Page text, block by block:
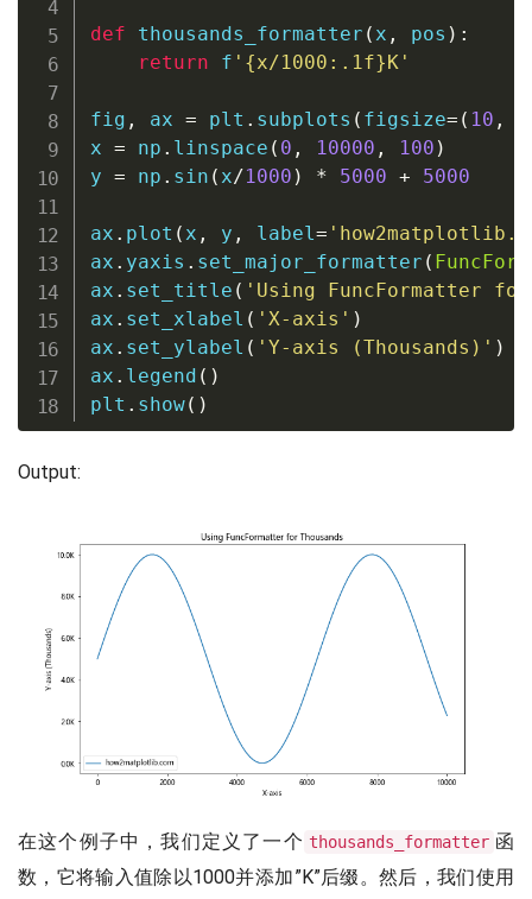
def thousands_formatter ( x , pos ) :
return
f ' {x/1000 : .1f}K'
fig , ax = plt . subplots ( figsize= ( 10 ,
x = np . linspace ( 0 , 10000 , 100 )
y = np . sin ( x/1000 ) * 5000 + 5000
ax . plot ( x , y , label=
ax . yaxis . set_major_formatter (
ax . set_title ( 'Using FuncFormatter for
ax . set_xlabel ( 'X-axis' )
ax . set_ylabel ( 'Y-axis (Thousands)' )
ax . legend ( )
plt . show( )
Output:
在这个例子中，我们定义了一个 thousands_formatter 函
数，它将输入值除以1000并添加”K”后缀。然后，我们使用